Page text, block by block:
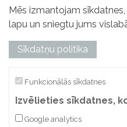
Mēs izmantojam
lapu un sniegtu jums
Sīkdatņu politika
Funkcionālās sīkdatnes
Izvēlieties sīkdatnes,
Google analytics